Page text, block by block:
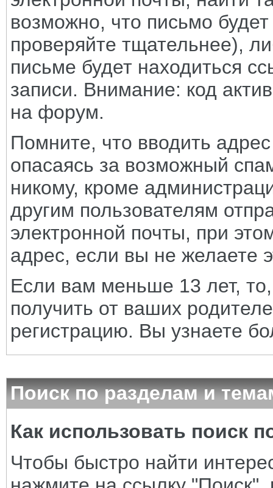
возможно, что письмо
проверяйте тщательнее),
письме будет находиться
записи. Внимание: код
на форум.
Помните, что вводить
опасаясь за возможный
никому, кроме
другим пользователям
электронной почты, при
адрес, если вы не желаете
Если вам меньше 13 лет,
получить от ваших
регистрацию. Вы узнаете
Поиск по разделам и
Как использовать поиск
Чтобы быстро найти